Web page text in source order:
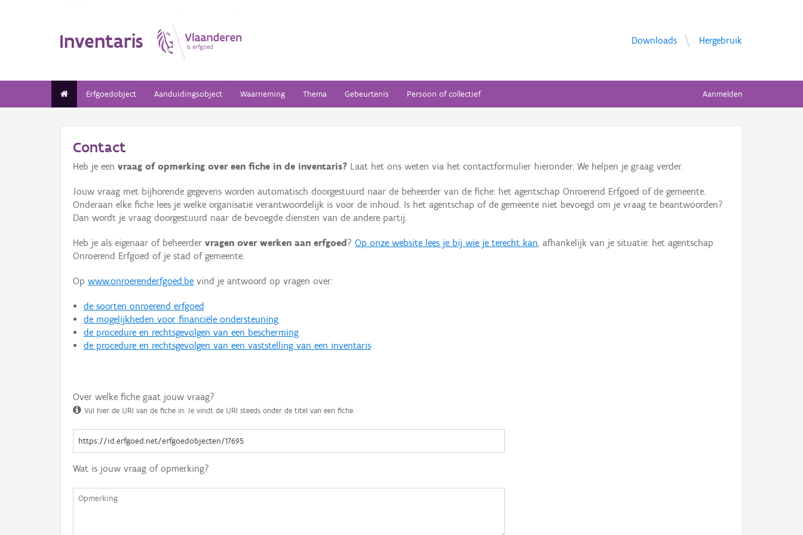
Inventaris Downloads Hergebruik
Erfgoedobject Aanduidingsobject Waarneming Thema Gebeurtenis Persoon of collectief Aanmelden
Contact
Heb je een vraag of opmerking over een fiche in de inventaris? Laat het ons weten via het contactformulier hieronder. We helpen je graag verder.
Jouw vraag met bijhorende gegevens worden automatisch doorgestuurd naar de beheerder van de fiche: het agentschap Onroerend Erfgoed of de gemeente.
Onderaan elke fiche lees je welke organisatie verantwoordelijk is voor de inhoud. Is het agentschap of de gemeente niet bevoegd om je vraag te beantwoorden?
Dan wordt je vraag doorgestuurd naar de bevoegde diensten van de andere partij.
Heb je als eigenaar of beheerder vragen over werken aan erfgoed ? Op onze website lees je bij wie je terecht kan, afhankelijk van je situatie: het agentschap
Onroerend Erfgoed of je stad of gemeente.
Op www.onroerenderfgoed.be vind je antwoord op vragen over:
de soorten onroerend erfgoed
de mogelijkheden voor financiële ondersteuning
de procedure en rechtsgevolgen van een bescherming
de procedure en rechtsgevolgen van een vaststelling van een inventaris
Over welke fiche gaat jouw vraag?
Vul hier de URI van de fiche in. Je vindt de URI steeds onder de titel van een fiche.
Wat is jouw vraag of opmerking?